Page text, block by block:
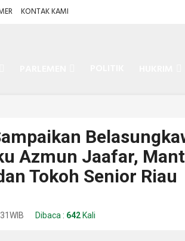
KONTAK KAMI
Azmun Jaafar,
Tokoh Senior Riau
WIB Dibaca : 642 Kali